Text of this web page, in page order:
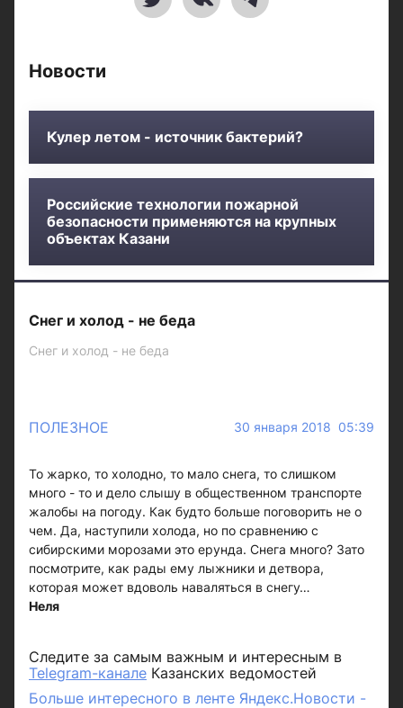
Новости
Кулер летом - источник бактерий?
Российские технологии пожарной
безопасности применяются на крупных
объектах Казани
Снег и холод - не беда
Снег и холод - не беда
ПОЛЕЗНОЕ 30 января 2018 05:39
То жарко, то холодно, то мало снега, то слишком
много - то и дело слышу в общественном транспорте
жалобы на погоду. Как будто больше поговорить не о
чем. Да, наступили холода, но по сравнению с
сибирскими морозами это ерунда. Снега много? Зато
посмотрите, как рады ему лыжники и детвора,
которая может вдоволь наваляться в снегу…
Неля
Следите за самым важным и интересным в
Telegram-канале Казанских ведомостей
Больше интересного в ленте Яндекс.Новости -